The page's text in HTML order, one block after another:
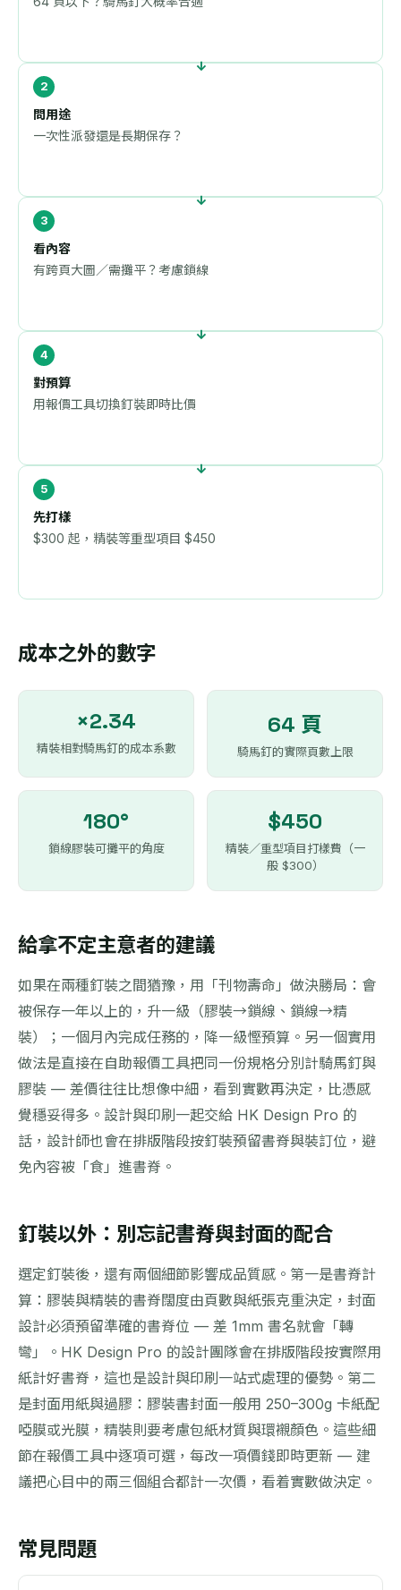
問用途
一次性派發還是長期保存？
看內容
有跨頁大圖／需攤平？考慮鎖線
對預算
用報價工具切換釘裝即時比價
先打樣
$300 起，精裝等重型項目 $450
成本之外的數字
×2.34
精裝相對騎馬釘的成本系數
64 頁
騎馬釘的實際頁數上限
180°
鎖線膠裝可攤平的角度
$450
精裝／重型項目打樣費（一
般 $300）
給拿不定主意者的建議
如果在兩種釘裝之間猶豫，用「刊物壽命」做決勝局：會
被保存一年以上的，升一級（膠裝→鎖線、鎖線→精
裝）；一個月內完成任務的，降一級慳預算。另一個實用
做法是直接在自助報價工具把同一份規格分別計騎馬釘與
膠裝 — 差價往往比想像中細，看到實數再決定，比憑感
覺穩妥得多。設計與印刷一起交給 HK Design Pro 的
話，設計師也會在排版階段按釘裝預留書脊與裝訂位，避
免內容被「食」進書脊。
釘裝以外：別忘記書脊與封面的配合
選定釘裝後，還有兩個細節影響成品質感。第一是書脊計
算：膠裝與精裝的書脊闊度由頁數與紙張克重決定，封面
設計必須預留準確的書脊位 — 差 1mm 書名就會「轉
彎」。HK Design Pro 的設計團隊會在排版階段按實際用
紙計好書脊，這也是設計與印刷一站式處理的優勢。第二
是封面用紙與過膠：膠裝書封面一般用 250–300g 卡紙配
啞膜或光膜，精裝則要考慮包紙材質與環襯顏色。這些細
節在報價工具中逐項可選，每改一項價錢即時更新 — 建
議把心目中的兩三個組合都計一次價，看着實數做決定。
常見問題